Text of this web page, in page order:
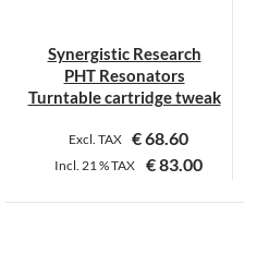
Synergistic Research
PHT Resonators
Turntable cartridge tweak
Excl. TAX €68.60
Incl. 21 %TAX €83.00
Dieses